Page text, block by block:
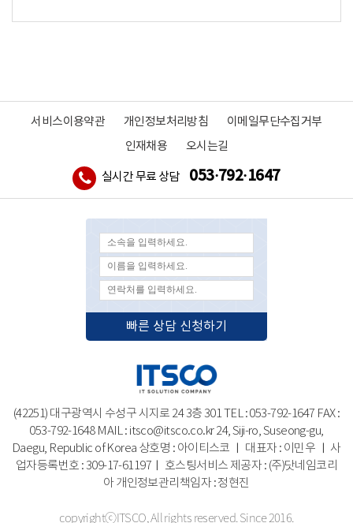
서비스이용약관 개인정보처리방침
이메일무단수집거부
인재채용
오시는길
실시간 무료 상담 053·792·1647
(42251) 대구광역시 수성구 시지로 24 3층 301 TEL : 053-792-1647 FAX :
053-792-1648 MAIL : itsco@itsco.co.kr24, Siji-ro, Suseong-gu,
Daegu, Republic of Korea 상호명 : 아이티스코 ㅣ 대표자 : 이민우 ㅣ 사
업자등록번호 : 309-17-61197ㅣ 호스팅서비스 제공자 : (주)닷네임코리
아개인정보관리책임자 : 정현진
copyrightⓒITSCO, All rights reserved. Since 2016.
빠른 상담 신청하기